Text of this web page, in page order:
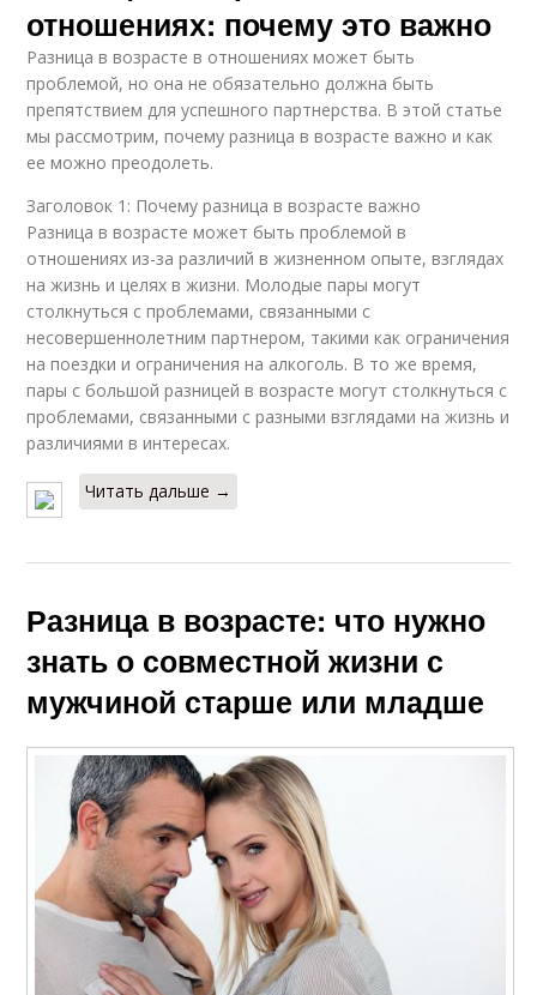
отношениях: почему это важно
Разница в возрасте в отношениях может быть
проблемой, но она не обязательно должна быть
препятствием для успешного партнерства. В этой статье
мы рассмотрим, почему разница в возрасте важно и как
ее можно преодолеть.
Заголовок 1: Почему разница в возрасте важно
Разница в возрасте может быть проблемой в
отношениях из-за различий в жизненном опыте, взглядах
на жизнь и целях в жизни. Молодые пары могут
столкнуться с проблемами, связанными с
несовершеннолетним партнером, такими как ограничения
на поездки и ограничения на алкоголь. В то же время,
пары с большой разницей в возрасте могут столкнуться с
проблемами, связанными с разными взглядами на жизнь и
различиями в интересах.
Читать дальше →
Разница в возрасте: что нужно
знать о совместной жизни с
мужчиной старше или младше